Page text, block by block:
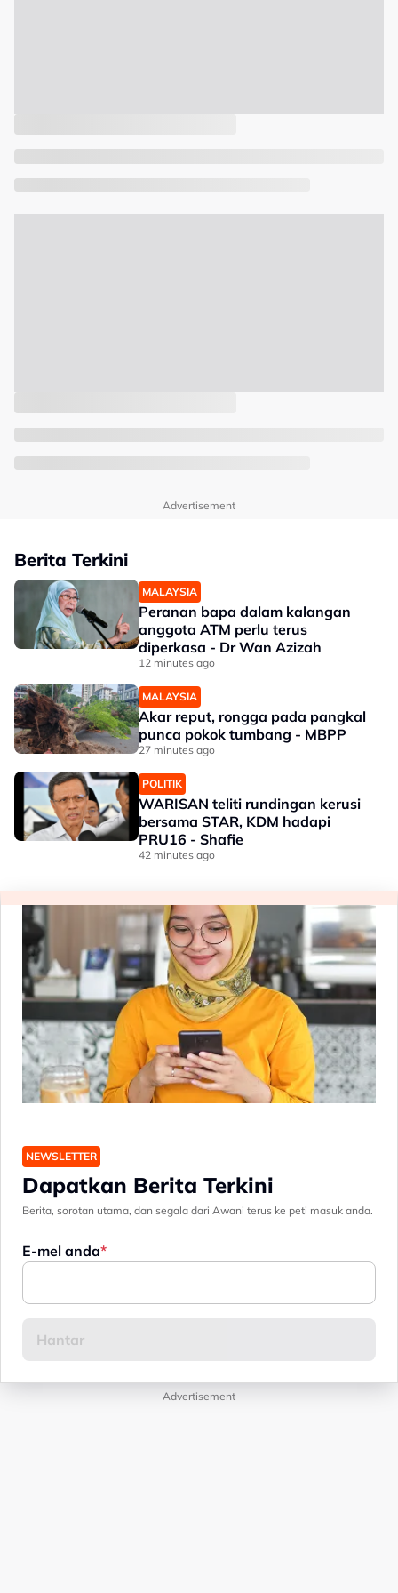
Advertisement
Berita Terkini
MALAYSIA
Peranan bapa dalam kalangan
anggota ATM perlu terus
diperkasa - Dr Wan Azizah
12 minutes ago
MALAYSIA
Akar reput, rongga pada pangkal
punca pokok tumbang - MBPP
27 minutes ago
POLITIK
WARISAN teliti rundingan kerusi
bersama STAR, KDM hadapi
PRU16 - Shafie
42 minutes ago
NEWSLETTER
Dapatkan Berita Terkini
Berita, sorotan utama, dan segala dari Awani terus ke peti masuk anda.
E-mel anda
Advertisement